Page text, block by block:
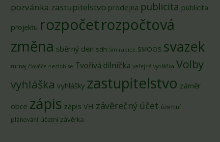
pozvánka zastupitelstvo prodejna publicita publicita
projektu rozpočetrozpočtová
změna sběrný den sdh Smiradice SMOOS svazek
turnaj člověče nezlob se Tvořivá dílnička veřejná vyhláška Volby
vyhláška vyhlášky zastupitelstvo záměr
obce zápis zápis VH závěrečný účet územní
plánování účetní závěrka